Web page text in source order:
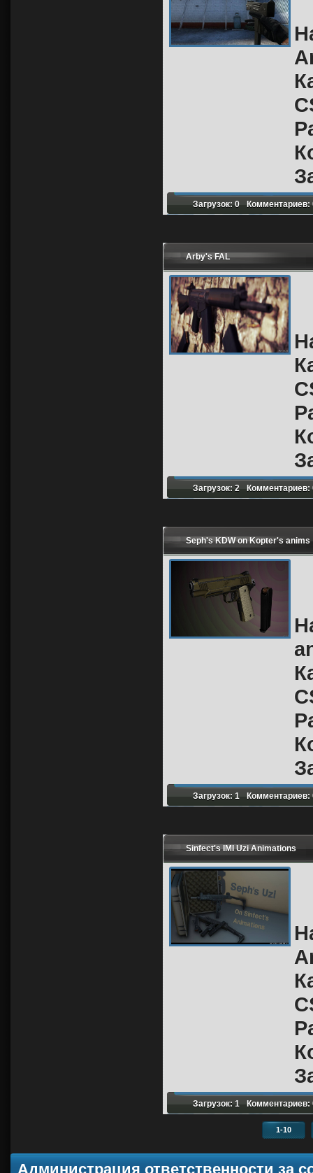
Загрузок: 0 Комментариев:
Arby's FAL
Загрузок: 2 Комментариев:
Seph's KDW on Kopter's anims
Загрузок: 1 Комментариев:
Sinfect's IMI Uzi Animations
Загрузок: 1 Комментариев:
1-10
Администрация ответственности за